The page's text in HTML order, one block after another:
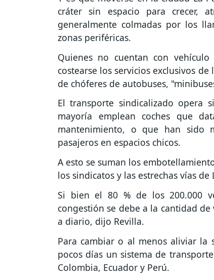
cráter sin espacio para crecer,
generalmente colmadas por los
zonas periféricas.
Quienes no cuentan con
costearse los servicios exclusivos
de chóferes de autobuses,
El transporte sindicalizado opera
mayoría emplean coches que
mantenimiento, o que han sido
pasajeros en espacios chicos.
A esto se suman los
los sindicatos y las estrechas vías de
Si bien el 80 % de los 200.000
congestión se debe a la cantidad
a diario, dijo Revilla.
Para cambiar o al menos aliviar la
pocos días un sistema de
Colombia, Ecuador y Perú.